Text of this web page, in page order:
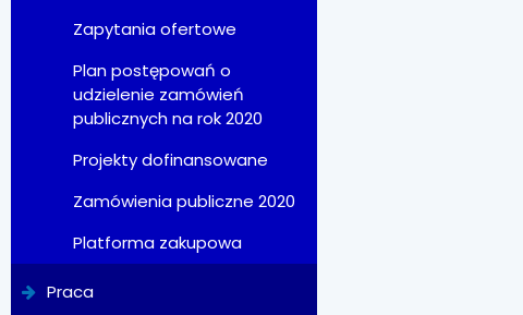
Zapytania ofertowe
Plan postępowań o
udzielenie zamówień
publicznych na rok 2020
Projekty dofinansowane
Zamówienia publiczne 2020
Platforma zakupowa
Praca